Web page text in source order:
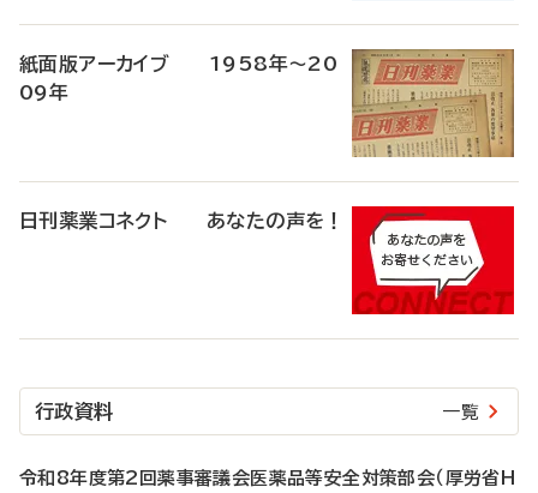
紙面版アーカイブ 1958年～20
09年
日刊薬業コネクト あなたの声を！
行政資料 一覧
令和8年度第2回薬事審議会医薬品等安全対策部会（厚労省H